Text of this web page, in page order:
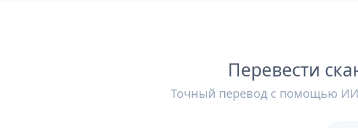
Перевести
Точный перевод с помощью ИИ